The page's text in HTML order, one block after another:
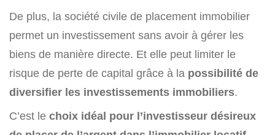
De plus, la société civile de placement immobilier
permet un investissement sans avoir à gérer les
biens de manière directe. Et elle peut limiter le
risque de perte de capital grâce à la possibilité de
diversifier les investissements immobiliers.
C’est le choix idéal pour l’investisseur désireux